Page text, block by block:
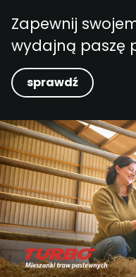
Zapewnij
wydajną paszę
sprawdź